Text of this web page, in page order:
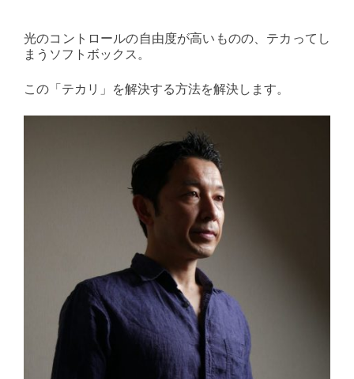
光のコントロールの自由度が高いものの、テカってし
まうソフトボックス。
この「テカリ」を解決する方法を解決します。